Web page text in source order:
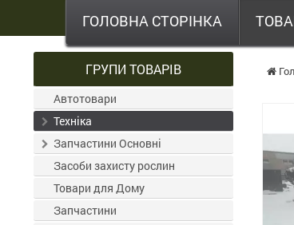
,
шин
та
ЗЗР
ГОЛОВНА СТОРІНКА
ГРУПИ ТОВАРІВ
Автотовари
Техніка
Запчастини Основні
Засоби захисту рослин
Товари для Дому
Запчастини